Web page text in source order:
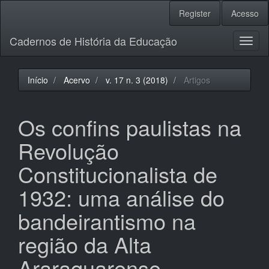
principal
Barra
Lateral
Register Acesso
Cadernos de História da Educação
Início Acervo v. 17 n. 3 (2018) Artigos
Os confins paulistas na
Revolução
Constitucionalista de
1932: uma análise do
bandeirantismo na
região da Alta